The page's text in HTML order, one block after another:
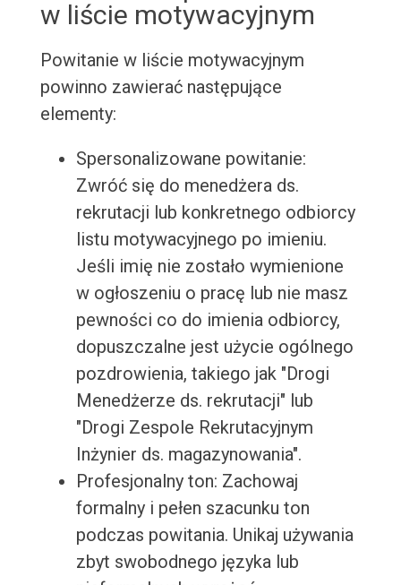
w liście motywacyjnym
Powitanie w liście motywacyjnym
powinno zawierać następujące
elementy:
Spersonalizowane powitanie:
Zwróć się do menedżera ds.
rekrutacji lub konkretnego odbiorcy
listu motywacyjnego po imieniu.
Jeśli imię nie zostało wymienione
w ogłoszeniu o pracę lub nie masz
pewności co do imienia odbiorcy,
dopuszczalne jest użycie ogólnego
pozdrowienia, takiego jak "Drogi
Menedżerze ds. rekrutacji" lub
"Drogi Zespole Rekrutacyjnym
Inżynier ds. magazynowania".
Profesjonalny ton: Zachowaj
formalny i pełen szacunku ton
podczas powitania. Unikaj używania
zbyt swobodnego języka lub